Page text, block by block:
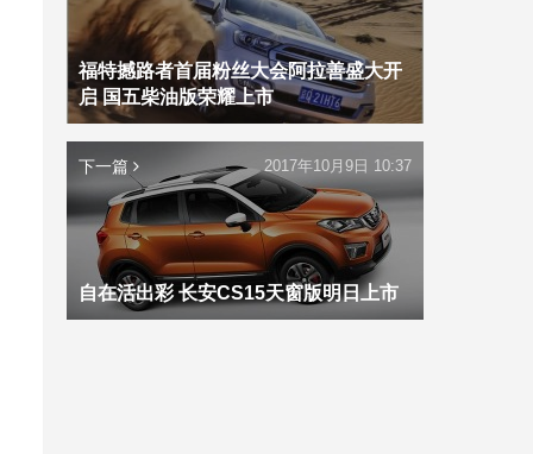
福特撼路者首届粉丝大会阿拉善盛大开
启 国五柴油版荣耀上市
下一篇
自在活出彩 长安CS15天窗版明日上市
2017年10月9日 10:37